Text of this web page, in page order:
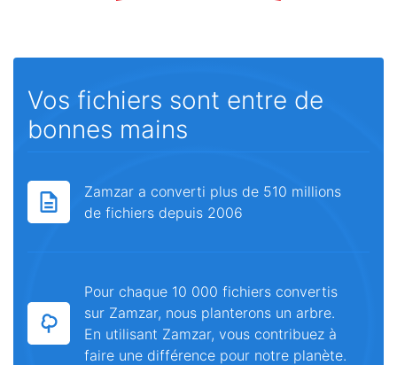
Vos fichiers sont entre de
bonnes mains
Zamzar a converti plus de 510 millions
de fichiers depuis 2006
Pour chaque 10 000 fichiers convertis
sur Zamzar, nous planterons un arbre.
En utilisant Zamzar, vous contribuez à
faire une différence pour notre planète.